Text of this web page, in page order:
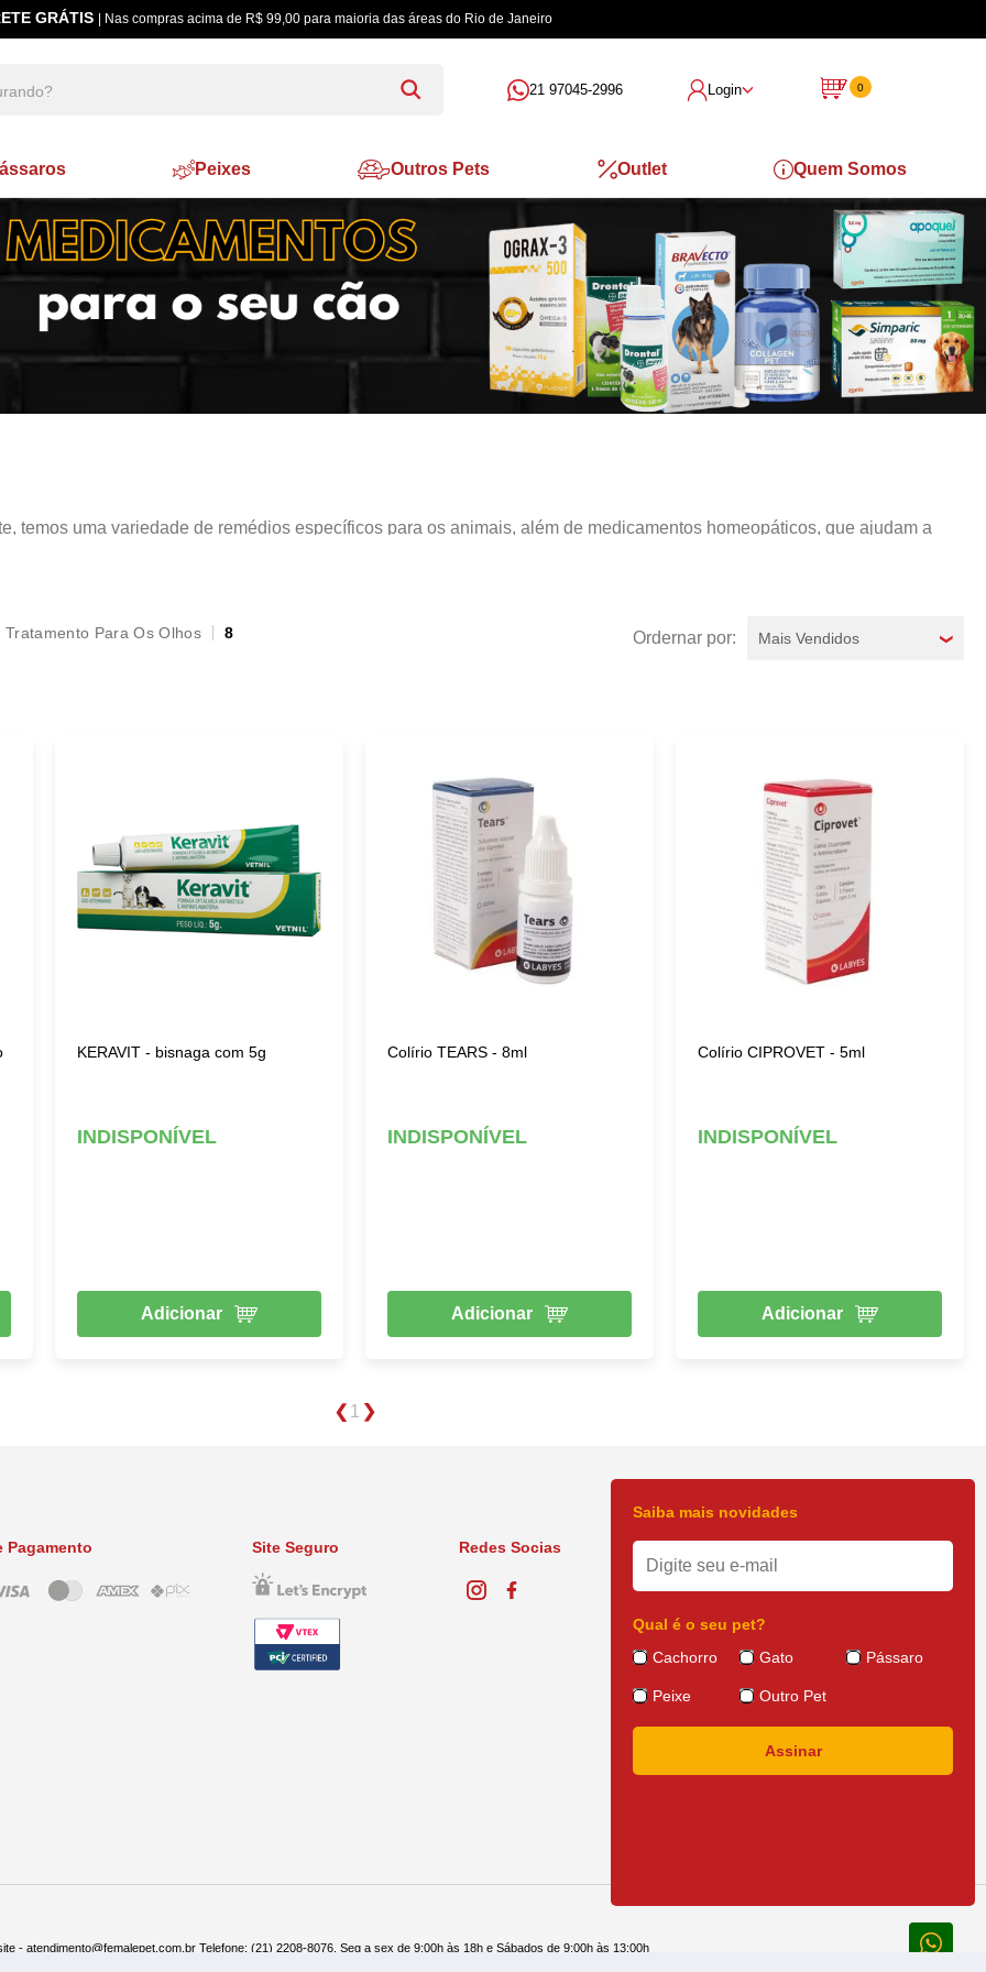
GRÁTIS | Nas compras acima de R$ 99,00 para maioria das áreas do Rio de Janeiro
21 97045-2996 Login 0
Peixes Outros Pets Outlet Quem Somos
temos uma variedade de remédios específicos para os animais, além de medicamentos homeopáticos, que ajudam a
É sempre importante consultar o veterinário antes de oferecer o medicamento ao seu animalzinho de estimação para
Tratamento Para Os Olhos 8 Mais Vendidos
KERAVIT - bisnaga com 5g
INDISPONÍVEL
Adicionar
Colírio TEARS - 8ml
INDISPONÍVEL
Adicionar
Colírio CIPROVET - 5ml
INDISPONÍVEL
Adicionar
1
Pagamento Site Seguro Redes Socias
Saiba mais novidades
Qual é o seu pet?
Cachorro
Gato Pássaro
Peixe Outro Pet
- atendimento@femalepet.com.br Telefone: (21) 2208-8076. Seg a sex de 9:00h às 18h e Sábados de 9:00h às 13:00h